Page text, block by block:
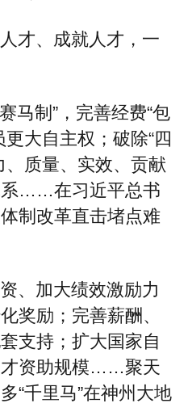
才、成就人才，一
马制”，完善经费“包
大自主权；破除“四
、质量、实效、贡献
系……在习近平总书
制改革直击堵点难
、加大绩效激励力
奖励；完善薪酬、
支持；扩大国家自
才资助规模……聚天
“千里马”在神州大地